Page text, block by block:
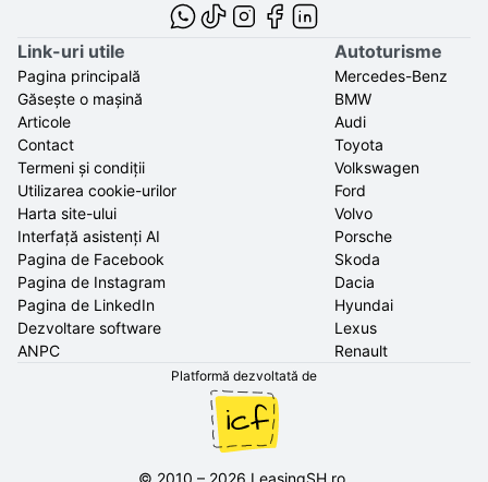
Link-uri utile
Pagina principală
Găsește o mașină
Articole
Contact
Termeni și condiții
Utilizarea cookie-urilor
Harta site-ului
Interfață asistenți AI
Pagina de Facebook
Pagina de Instagram
Pagina de LinkedIn
Dezvoltare software
ANPC
Autoturisme
Mercedes-Benz
BMW
Audi
Toyota
Volkswagen
Ford
Volvo
Porsche
Skoda
Dacia
Hyundai
Lexus
Renault
Platformă dezvoltată de
© 2010 – 2026 LeasingSH.ro